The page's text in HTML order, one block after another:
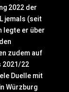
2022 der
jemals (seit
legte er über
zudem auf
2021/22
Duelle mit
Würzburg